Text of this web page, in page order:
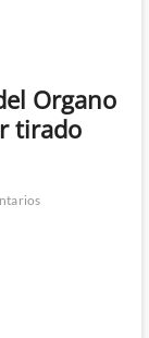
Organo
tirado